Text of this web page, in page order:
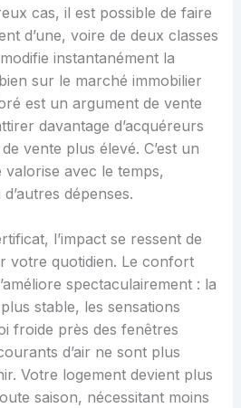
cas, il est possible de faire
d’une, voire de deux classes
instantanément la
sur le marché immobilier
est un argument de vente
davantage d’acquéreurs
vente plus élevé. C’est un
valorise avec le temps,
dépenses.
l’impact se ressent de
votre quotidien. Le confort
spectaculairement : la
stable, les sensations
froide près des fenêtres
d’air ne sont plus
Votre logement devient plus
saison, nécessitant moins